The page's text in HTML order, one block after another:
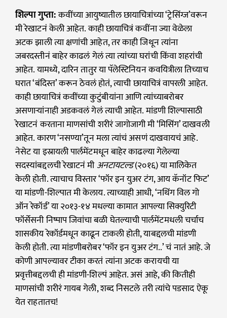
शिल्पा गुप्ता:कवींच्या आयुष्यातील छायाचित्रांच्या ‘ट्रेसिंग्ज’वरून
मी रेखाटनं केली आहेत. काही छायाचित्रं कवींना ज्या वेळेला
अटक झाली त्या क्षणांची आहेत, तर काही जिथून त्यांना
जबरदस्तीनं बाहेर काढलं गेलं त्या त्यांच्या घरांची किंवा शहरांची
आहेत. यामध्ये, दारिन तातुर या पॅलेस्टिनियन कवयित्रीला तिच्याच
घरात ‘बंदिस्त’ करून ठेवलं होतं, त्याची छायाचित्रं वापरली आहेत.
काही छायाचित्रं कवींच्या कुटुंबीयांना आणि त्यांच्याबरोबर
असणाऱ्यांनाही अडकवलं गेलं त्याची आहेत. मांडणी शिल्पासाठी
रेखाटनं करताना माणसांची शरीरं जागोजागी मी ‘मिसिंग’ दाखवली
आहेत. कारण ‘नसण्या’तून मला त्यांचं असणं दाखवायचं आहे.
नेसेट या इस्रायली पार्लमेंटमधून बाहेर काढल्या गेलेल्या
सदस्यांबद्दलची रेखाटनं मीअनटायटल्ड(२०१६) या मालिकेत
केली होती. त्याचाच विस्तार ‘फॉर इन युअर टंग, आय कॅनॉट फिट’
या मांडणी-शिल्पात मी केलाय. त्याच्याही आधी, ‘नथिंग विल गो
ऑन रेकॉर्ड’ या २०१३-१४ मधल्या कामात आपल्या सिक्युरिटी
फॉर्सेसनी निष्पाप जिवांचा बळी घेतल्याची पार्लमेंटमधली चर्चाच
शासकीय रेकॉर्डमधून काढून टाकली होती, याबद्दलची मांडणी
केली होती. त्या मांडणीबरोबर ‘फॉर इन युअर टंग..’ चं नातं आहे. जे
कोणी आपल्यावर टीका करतं त्यांना अटक करायची या
प्रवृत्तीबद्दलची ही मांडणी-शिल्पं आहेत. असं आहे, की कितीही
माणसांची शरीरं गायब गेली, शब्द निसटले तरी त्यांचे पडसाद ऐकू
येत राहतातच!